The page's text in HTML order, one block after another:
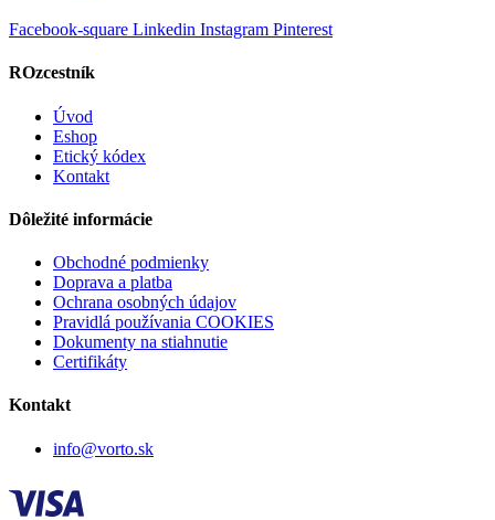
Facebook-square Linkedin Instagram Pinterest
ROzcestník
Úvod
Eshop
Etický kódex
Kontakt
Dôležité informácie
Obchodné podmienky
Doprava a platba
Ochrana osobných údajov
Pravidlá používania COOKIES
Dokumenty na stiahnutie
Certifikáty
Kontakt
info@vorto.sk